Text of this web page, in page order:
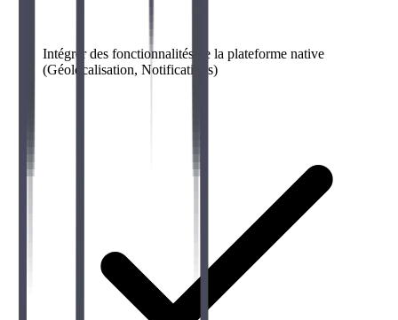
Intégrer des fonctionnalités de la plateforme native
(Géolocalisation, Notifications)